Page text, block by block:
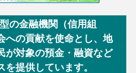
の金融機関（信用組
への貢献を使命とし、地
が対象の預金・融資など
を提供しています。